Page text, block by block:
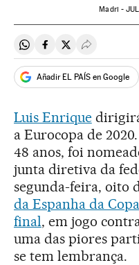
Madri -JUL
Compartir en Whatsapp
Compartir en
Compartir en
Desplegar
Añadir EL PAÍS en Google
Luis Enrique
a Eurocopa de
48 anos, foi
junta diretiva da
segunda-feira, oito
da Espanha da
final, em jogo
uma das piores
se tem lembrança.